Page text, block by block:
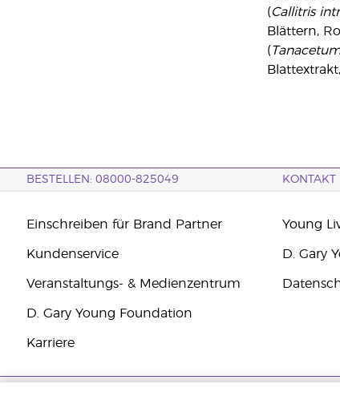
(Callitris
Blättern,
(
BESTELLEN: 08000-825049 KONTAKT
Einschreiben für Brand Partner
Kundenservice
Veranstaltungs- & Medienzentrum
D. Gary Young Foundation
Karriere
Young
D. Gary